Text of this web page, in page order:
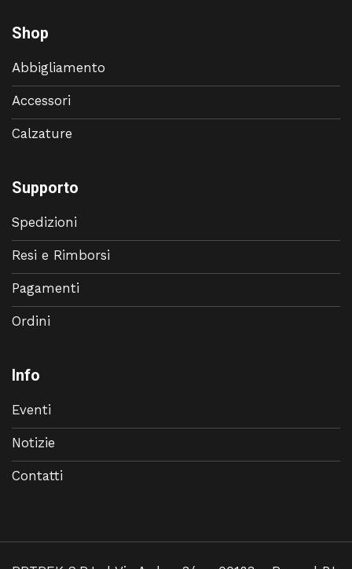
Shop
Abbigliamento
Accessori
Calzature
Supporto
Spedizioni
Resi e Rimborsi
Pagamenti
Ordini
Info
Eventi
Notizie
Contatti